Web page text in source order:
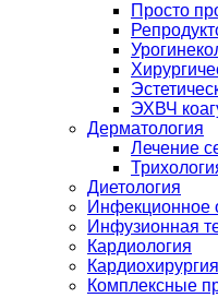
Просто
ЭХВЧ
Дерматология
Лечение
Диетология
Инфекционное
Инфузионная
Кардиология
Кардиохирургия
Комплексные